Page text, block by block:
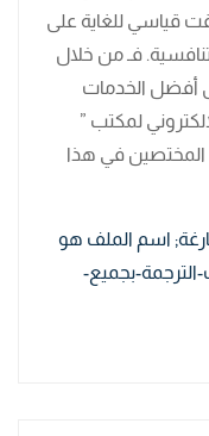
قياسي للغاية على
فـ من خلال
أفضل الخدمات
لمكتب ”
في هذا